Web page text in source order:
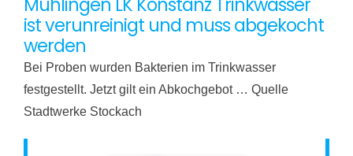
Mühlingen LK Konstanz Trinkwasser
ist verunreinigt und muss abgekocht
werden
Bei Proben wurden Bakterien im Trinkwasser
festgestellt. Jetzt gilt ein Abkochgebot … Quelle
Stadtwerke Stockach